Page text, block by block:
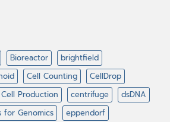
Bioreactor
brightfield
Cell Counting
CellDrop
Cell Production centrifuge
dsDNA
for Genomics
eppendorf